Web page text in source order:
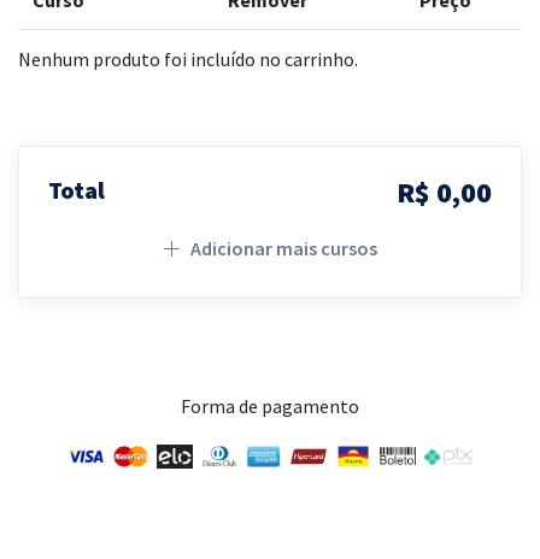
Nenhum produto foi incluído no carrinho.
Total R$ 0,00
Adicionar mais cursos
Forma de pagamento